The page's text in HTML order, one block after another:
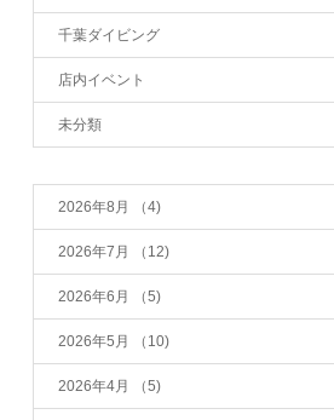
千葉ダイビング
店内イベント
未分類
2026年8月 （4)
2026年7月 （12)
2026年6月 （5)
2026年5月 （10)
2026年4月 （5)